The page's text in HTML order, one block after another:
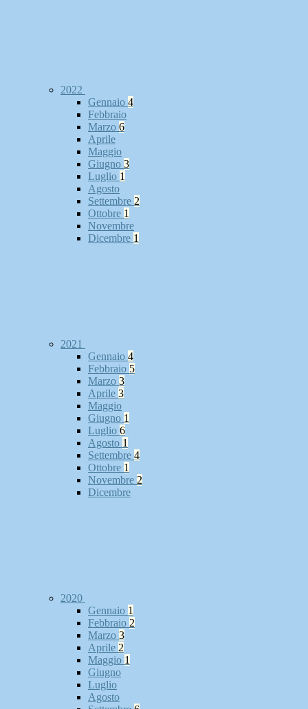
2022
Gennaio 4
Febbraio
Marzo 6
Aprile
Maggio
Giugno 3
Luglio 1
Agosto
Settembre 2
Ottobre 1
Novembre
Dicembre 1
2021
Gennaio 4
Febbraio 5
Marzo 3
Aprile 3
Maggio
Giugno 1
Luglio 6
Agosto 1
Settembre 4
Ottobre 1
Novembre 2
Dicembre
2020
Gennaio 1
Febbraio 2
Marzo 3
Aprile 2
Maggio 1
Giugno
Luglio
Agosto